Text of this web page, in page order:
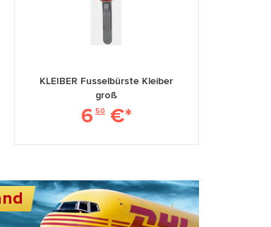
KLEIBER Fusselbürste Kleiber
groß
6 50€*